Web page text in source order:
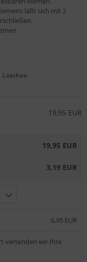
läßt sich mit 2
ist die
Löschen
19,95 EUR
19,95 EUR
3,19 EUR
6,95 EUR
versenden wir Ihre